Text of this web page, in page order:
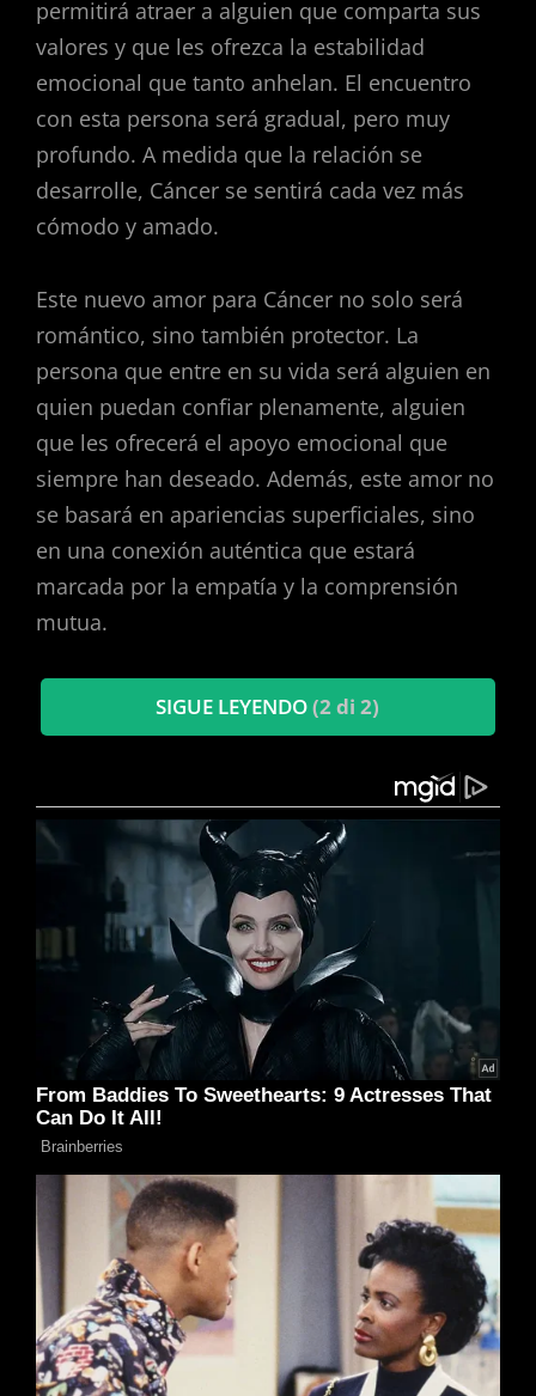
permitirá atraer a alguien que comparta sus
valores y que les ofrezca la estabilidad
emocional que tanto anhelan. El encuentro
con esta persona será gradual, pero muy
profundo. A medida que la relación se
desarrolle, Cáncer se sentirá cada vez más
cómodo y amado.
Este nuevo amor para Cáncer no solo será
romántico, sino también protector. La
persona que entre en su vida será alguien en
quien puedan confiar plenamente, alguien
que les ofrecerá el apoyo emocional que
siempre han deseado. Además, este amor no
se basará en apariencias superficiales, sino
en una conexión auténtica que estará
marcada por la empatía y la comprensión
mutua.
SIGUE LEYENDO(2 di 2)